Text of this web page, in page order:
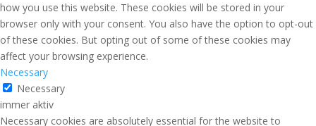
how you use this website. These cookies will be stored in your
browser only with your consent. You also have the option to opt-out
of these cookies. But opting out of some of these cookies may
affect your browsing experience.
Necessary
Necessary
immer aktiv
Necessary cookies are absolutely essential for the website to